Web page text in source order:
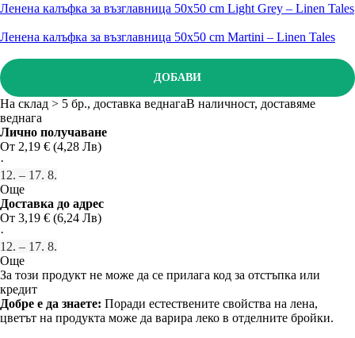
Ленена калъфка за възглавница 50x50 cm Light Grey – Linen Tales
Ленена калъфка за възглавница 50x50 cm Martini – Linen Tales
ДОБАВИ
На склад > 5 бр., доставка веднагаВ наличност, доставяме
веднага
Лично получаване
От 2,19 € (4,28 Лв)
·
12. – 17. 8.
Още
Доставка до адрес
От 3,19 € (6,24 Лв)
·
12. – 17. 8.
Още
За този продукт не може да се прилага код за отстъпка или
кредит
Добре е да знаете: Поради естествените свойства на лена,
цветът на продукта може да варира леко в отделните бройки.